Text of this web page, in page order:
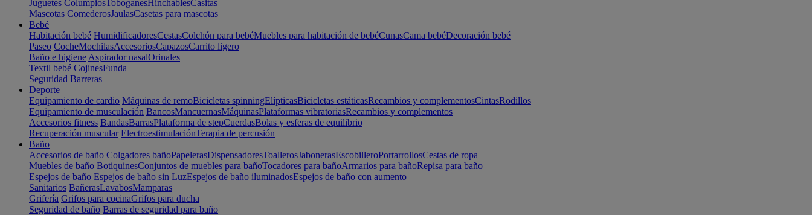
Juguetes ColumpiosToboganesHinchablesCasitas
Mascotas ComederosJaulasCasetas para mascotas
Bebé
Habitación bebé HumidificadoresCestasColchón para bebéMuebles para habitación de bebéCunasCama bebéDecoración bebé
Paseo CocheMochilasAccesoriosCapazosCarrito ligero
Baño e higiene Aspirador nasalOrinales
Textil bebé CojinesFunda
Seguridad Barreras
Deporte
Equipamiento de cardio Máquinas de remoBicicletas spinningElípticasBicicletas estáticasRecambios y complementosCintasRodillos
Equipamiento de musculación BancosMancuernasMáquinasPlataformas vibratoriasRecambios y complementos
Accesorios fitness BandasBarrasPlataforma de stepCuerdasBolas y esferas de equilibrio
Recuperación muscular ElectroestimulaciónTerapia de percusión
Baño
Accesorios de baño Colgadores bañoPapelerasDispensadoresToallerosJabonerasEscobilleroPortarrollosCestas de ropa
Muebles de baño BotiquinesConjuntos de muebles para bañoTocadores para bañoArmarios para bañoRepisa para baño
Espejos de baño Espejos de baño sin LuzEspejos de baño iluminadosEspejos de baño con aumento
Sanitarios BañerasLavabosMamparas
Grifería Grifos para cocinaGrifos para ducha
Seguridad de baño Barras de seguridad para baño